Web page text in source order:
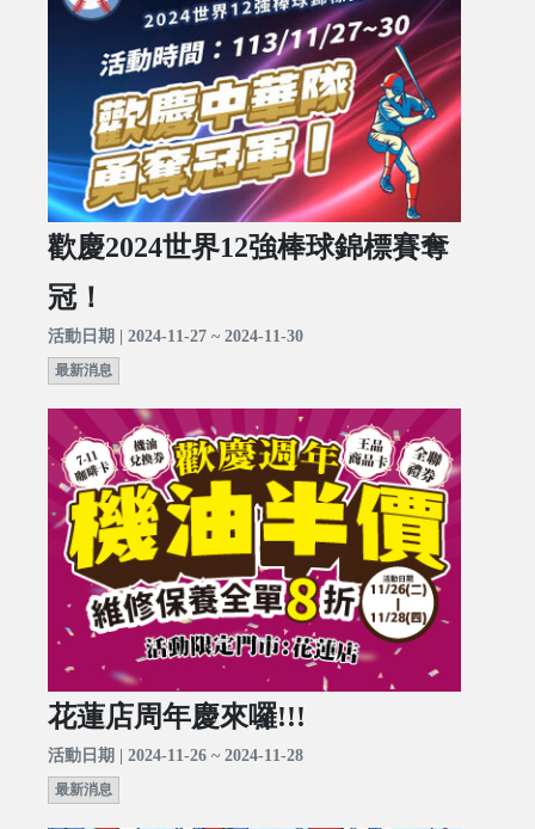
歡慶2024世界12強棒球錦標賽奪
冠！
活動日期 | 2024-11-27 ~ 2024-11-30
最新消息
花蓮店周年慶來囉!!!
活動日期 | 2024-11-26 ~ 2024-11-28
最新消息